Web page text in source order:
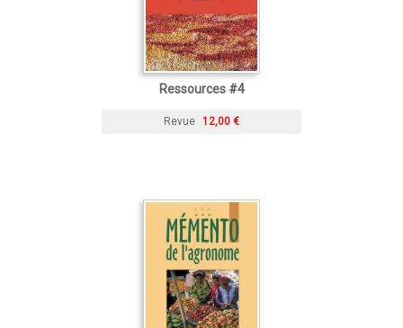
Ressources #4
Revue 12,00 €